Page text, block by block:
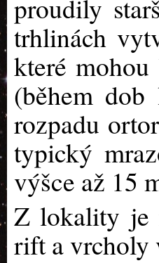
proudily
trhlinách
které
(během
rozpadu
typický
výšce až 15
Z lokality je
rift a vrcholy